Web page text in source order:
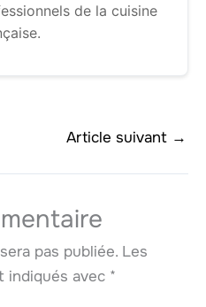
de la cuisine
Article suivant →
pas publiée. Les
indiqués avec *